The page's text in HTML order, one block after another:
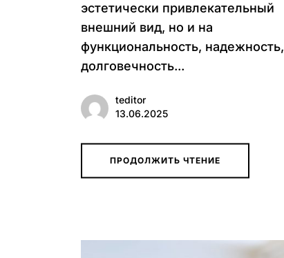
эстетически привлекательный
внешний вид, но и на
функциональность, надежность,
долговечность...
teditor
13.06.2025
ПРОДОЛЖИТЬ ЧТЕНИЕ